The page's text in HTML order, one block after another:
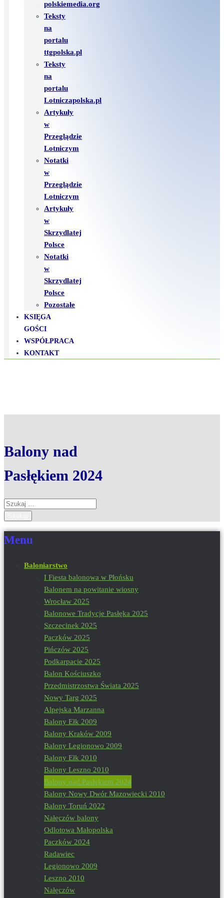
polskiemedia.org
Teksty
na
portalu
ttgpolska.pl
Teksty
na
portalu
Lotniczapolska.pl
Artykuły
w
Przeglądzie
Lotniczym
Notatki
w
Przeglądzie
Lotniczym
Artykuły
w
Skrzydlatej
Polsce
Notatki
w
Skrzydlatej
Polsce
Pozostałe
KSIĘGA
GOŚCI
WSPÓŁPRACA
KONTAKT
Balony nad
Pasłękiem 2024
Szukaj:
Menu
Baloniarstwo
I Fiesta balonowa w Płońsku
Balonem na powitanie wiosny
Wrocław 2025
Balonowe Tradycje Pasłęka 2025
Szczecinek 2025
Paczków 2025
Pińczów 2025
Podkarpacie 2025
Balon Kościuszko
Przedmistrzostwa Świata 2025
Nowy Targ 2025
Alpejska Marzanna
Balony Ełk 2009
Balony Kraków 2009
Balony Legionowo 2009
Balony Ełk 2010
Balony Leszno 2010
Balony nad Pasłękiem 2024
Balony Nowy Dwór Mazowiecki 2010
Balony Toruń 2022
Nałęczów balony
Odlotowa Małopolska
Paczków 2024
Radawiec
Legionowo 2009
Leszno 2010
Nałęczów